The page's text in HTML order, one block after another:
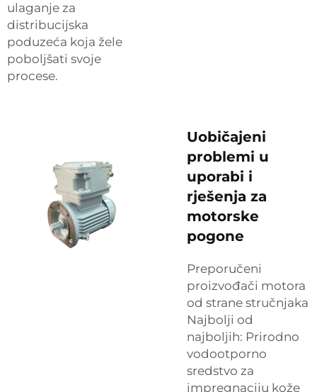
ulaganje za
distribucijska
poduzeća koja žele
poboljšati svoje
procese.
Uobičajeni
problemi u
uporabi i
rješenja za
motorske
pogone
Preporučeni
proizvođači motora
od strane stručnjaka
Najbolji od
najboljih: Prirodno
vodootporno
sredstvo za
impregnaciju kože